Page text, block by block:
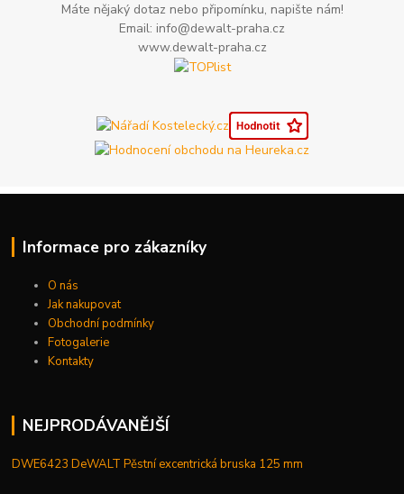
Máte nějaký dotaz nebo připomínku, napište nám!
Email: info@dewalt-praha.cz
www.dewalt-praha.cz
Informace pro zákazníky
O nás
Jak nakupovat
Obchodní podmínky
Fotogalerie
Kontakty
NEJPRODÁVANĚJŠÍ
DWE6423 DeWALT Pěstní excentrická bruska 125 mm